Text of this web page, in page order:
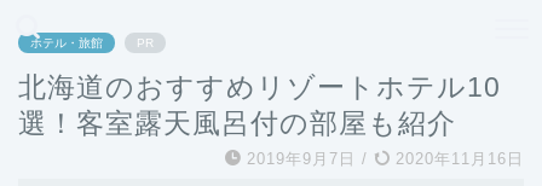
ホテル・旅館 PR
北海道のおすすめリゾートホテル10
選！客室露天風呂付の部屋も紹介
2019年9月7日 / 2020年11月16日